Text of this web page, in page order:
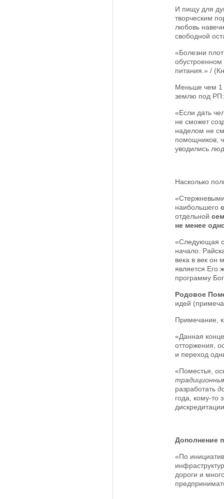
И пищу для
творческим
любовь
свободной
«Болезни
обустроенном
питания.» /
Меньше чем 1
землю под РП:
«Если дать
не сможет
наделом не
помощников,
уводились
Насколько
наибольшего
отдельной
не менее
«Следующая
начало.
века в век он
является Его
программу
Родовое
идей
Примечание,
«Данная
отторжения,
и переход
«Поместья,
разработать
года, кому-то
Дополнение
«По
дороги и